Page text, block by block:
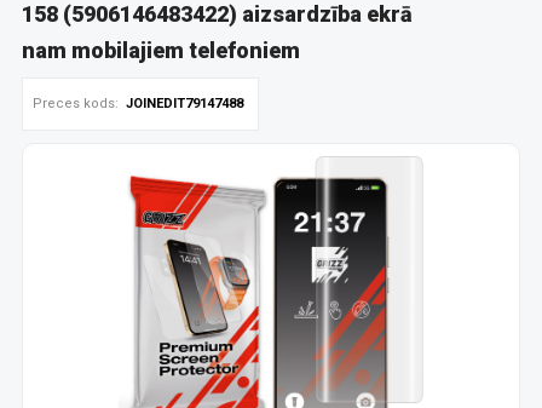
158 (5906146483422) aizsardzība ekrā
nam mobilajiem telefoniem
Preces kods: JOINEDIT79147488